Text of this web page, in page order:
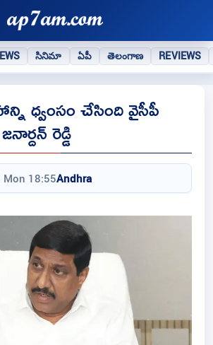
సినిమా ఏపీ తెలంగాణ REVIEWS
ధ్వంసం చేసింది వైసీపీ
రెడ్డి
18:55Andhra